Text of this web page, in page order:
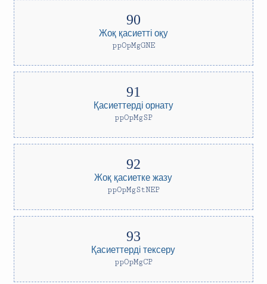
Жоқ қасиетті оқу
ppOpMgGNE
Қасиеттерді орнату
ppOpMgSP
Жоқ қасиетке жазу
ppOpMgStNEP
Қасиеттерді тексеру
ppOpMgCP